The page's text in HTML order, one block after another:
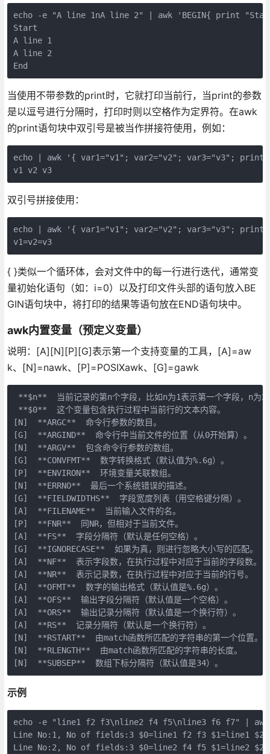
echo -e "A line 1nA line 2" | awk 'BEGIN{ print
Start
A line 1
A line 2
End
当使用不带参数的print时，它就打印当前行，当print的参数
是以逗号进行分隔时，打印时则以空格作为定界符。在awk
的print语句块中双引号是被当作拼接符使用，例如：
echo | awk '{ var1="v1"; var2="v2"; var3="v3";
v1 v2 v3
双引号拼接使用：
echo | awk '{ var1="v1"; var2="v2"; var3="v3"; print
v1=v2=v3
{ }类似一个循环体，会对文件中的每一行进行迭代，通常变
量初始化语句（如：i=0）以及打印文件头部的语句放入BE
GIN语句块中，将打印的结果等语句放在END语句块中。
awk内置变量（预定义变量）
说明：[A][N][P][G]表示第一个支持变量的工具，[A]=aw
k、[N]=nawk、[P]=POSIXawk、[G]=gawk
**$n**  当前记录的第n个字段，比如n为1表示第一个字段，n为
**$0**  这个变量包含执行过程中当前行的文本内容。
[N]  **ARGC**  命令行参数的数目。
[G]  **ARGIND**  命令行中当前文件的位置（从0开始算）。
[N]  **ARGV**  包含命令行参数的数组。
[G]  **CONVFMT**  数字转换格式（默认值为%.6g）。
[P]  **ENVIRON**  环境变量关联数组。
[N]  **ERRNO**  最后一个系统错误的描述。
[G]  **FIELDWIDTHS**  字段宽度列表（用空格键分隔）。
[A]  **FILENAME**  当前输入文件的名。
[P]  **FNR**  同NR，但相对于当前文件。
[A]  **FS**  字段分隔符（默认是任何空格）。
[G]  **IGNORECASE**  如果为真，则进行忽略大小写的匹配。
[A]  **NF**  表示字段数，在执行过程中对应于当前的字段数。
[A]  **NR**  表示记录数，在执行过程中对应于当前的行号。
[A]  **OFMT**  数字的输出格式（默认值是%.6g）。
[A]  **OFS**  输出字段分隔符（默认值是一个空格）。
[A]  **ORS**  输出记录分隔符（默认值是一个换行符）。
[A]  **RS**  记录分隔符（默认是一个换行符）。
[N]  **RSTART**  由match函数所匹配的字符串的第一个位置。
[N]  **RLENGTH**  由match函数所匹配的字符串的长度。
[N]  **SUBSEP**  数组下标分隔符（默认值是34）。
示例
echo -e "line1 f2 f3\nline2 f4 f5\nline3 f6 f7" |
Line No:1, No of fields:3 $0=line1 f2 f3 $1=line1
Line No:2, No of fields:3 $0=line2 f4 f5 $1=line2